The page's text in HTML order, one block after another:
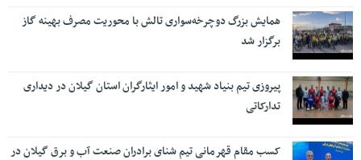
همایش بزرگ دوچرخه‌سواری تالش با محوریت مصرف بهینه گاز
برگزار شد
پیروزی تیم بنیاد شهید و امور ایثارگران استان گیلان در دیداری
تدارکاتی
کسب مقام قهرمانی تیم شنای برادران صنعت آب و برق گیلان در